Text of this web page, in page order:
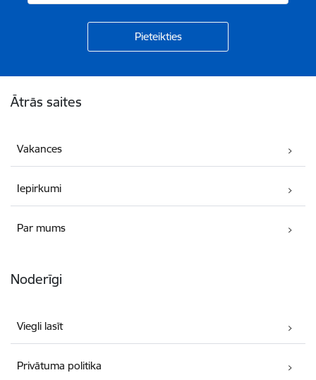
Ātrās saites
Vakances
Iepirkumi
Par mums
Noderīgi
Viegli lasīt
Privātuma politika